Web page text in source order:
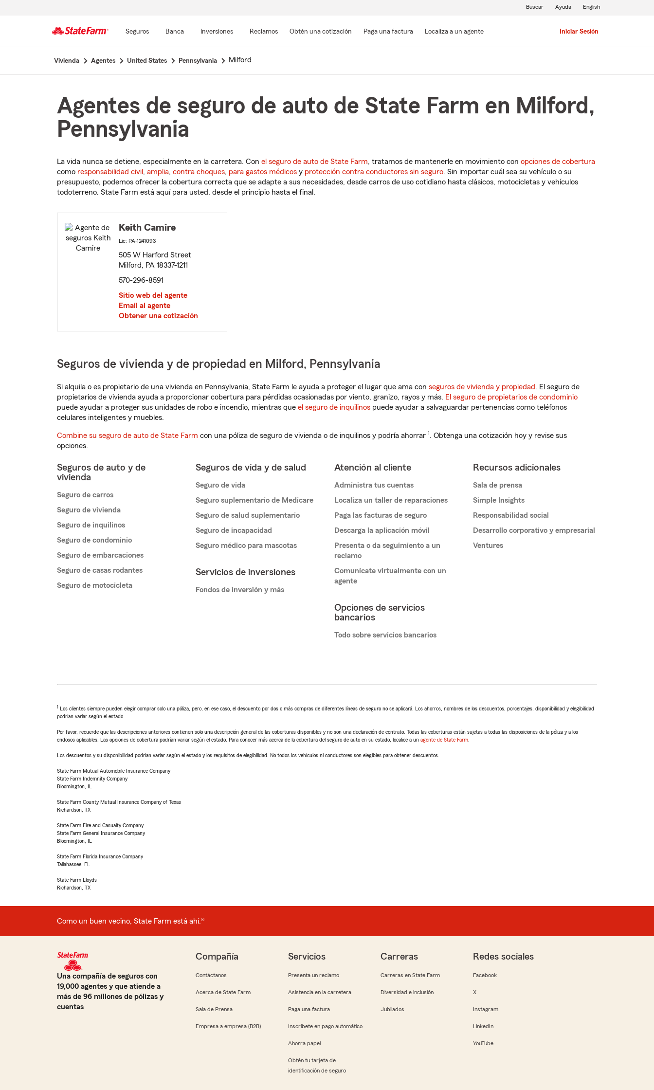
contenido
Seguros Banca Inversiones Reclamos Obtén una cotización Paga una factura Localiza a un agente Iniciar Sesión
Buscar Ayuda English
Vivienda Agentes United States Pennsylvania Milford
Agentes de seguro de auto de State Farm en Milford,
Pennsylvania
La vida nunca se detiene, especialmente en la carretera. Con el seguro de auto de State Farm, tratamos de mantenerle en movimiento con opciones de cobertura
como responsabilidad civil , amplia, contra choques, para gastos médicos y protección contra conductores sin seguro. Sin importar cuál sea su vehículo o su
presupuesto, podemos ofrecer la cobertura correcta que se adapte a sus necesidades, desde carros de uso cotidiano hasta clásicos, motocicletas y vehículos
todoterreno. State Farm está aquí para usted, desde el principio hasta el final.
Keith Camire
Lic: PA-1241093
505 W Harford Street
Milford, PA 18337-1211
570-296-8591
Sitio web del agente
Email al agente
Obtener una cotización
Seguros de vivienda y de propiedad en Milford, Pennsylvania
Si alquila o es propietario de una vivienda en Pennsylvania, State Farm le ayuda a proteger el lugar que ama con seguros de vivienda y propiedad. El seguro de
propietarios de vivienda ayuda a proporcionar cobertura para pérdidas ocasionadas por viento, granizo, rayos y más. El seguro de propietarios de condominio
puede ayudar a proteger sus unidades de robo e incendio, mientras que el seguro de inquilinos puede ayudar a salvaguardar pertenencias como teléfonos
celulares inteligentes y muebles.
Combine su seguro de auto de State Farm con una póliza de seguro de vivienda o de inquilinos y podría ahorrar 1. Obtenga una cotización hoy y revise sus
opciones.
Seguros de auto y de
vivienda
Seguro de carros
Seguro de vivienda
Seguro de inquilinos
Seguro de condominio
Seguro de embarcaciones
Seguro de casas rodantes
Seguro de motocicleta
Seguros de vida y de salud
Seguro de vida
Seguro suplementario de Medicare
Seguro de salud suplementario
Seguro de incapacidad
Seguro médico para mascotas
Servicios de inversiones
Fondos de inversión y más
Atención al cliente
Administra tus cuentas
Localiza un taller de reparaciones
Paga las facturas de seguro
Descarga la aplicación móvil
Presenta o da seguimiento a un
reclamo
Comunícate virtualmente con un
agente
Opciones de servicios
bancarios
Todo sobre servicios bancarios
Recursos adicionales
Sala de prensa
Simple Insights
Responsabilidad social
Desarrollo corporativo y empresarial
Ventures
1 Los clientes siempre pueden elegir comprar solo una póliza, pero, en ese caso, el descuento por dos o más compras de diferentes líneas de seguro no se aplicará. Los ahorros, nombres de los descuentos, porcentajes, disponibilidad y elegibilidad
podrían variar según el estado.
Por favor, recuerde que las descripciones anteriores contienen solo una descripción general de las coberturas disponibles y no son una declaración de contrato. Todas las coberturas están sujetas a todas las disposiciones de la póliza y a los
endosos aplicables. Las opciones de cobertura podrían variar según el estado. Para conocer más acerca de la cobertura del seguro de auto en su estado, localice a un agente de State Farm
Los descuentos y su disponibilidad podrían variar según el estado y los requisitos de elegibilidad. No todos los vehículos ni conductores son elegibles para obtener descuentos.
State Farm Mutual Automobile Insurance Company
State Farm Indemnity Company
Bloomington, IL
State Farm County Mutual Insurance Company of Texas
Richardson, TX
State Farm Fire and Casualty Company
State Farm General Insurance Company
Bloomington, IL
State Farm Florida Insurance Company
Tallahassee, FL
State Farm Lloyds
Richardson, TX
Como un buen vecino, State Farm está ahí.®
Una compañía de seguros con
19,000 agentes y que atiende a
más de 96 millones de pólizas y
cuentas
Compañía
Contáctanos
Acerca de State Farm
Sala de Prensa
Empresa a empresa (B2B)
Servicios
Presenta un reclamo
Asistencia en la carretera
Paga una factura
Inscríbete en pago automático
Ahorra papel
Obtén tu tarjeta de
identificación de seguro
Carreras
Carreras en State Farm
Diversidad e inclusión
Jubilados
Redes sociales
Facebook
X
Instagram
LinkedIn
YouTube